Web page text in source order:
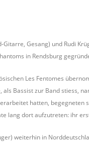
Gesang) und Rudi
in Rendsburg
Les Fentomes
Bassist zur Band stiess,
hatten,
lang dort aufzutreten: ihr
weiterhin in